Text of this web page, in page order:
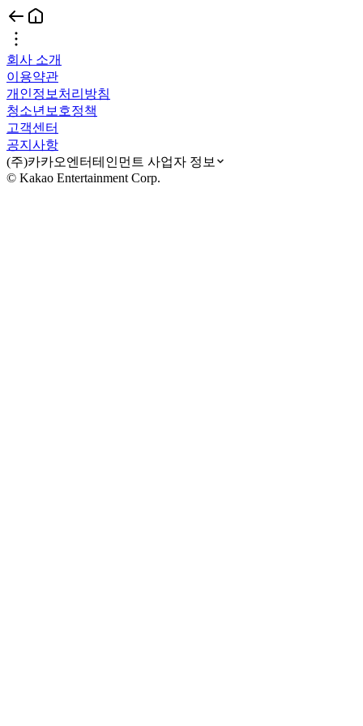
회사 소개
이용약관
개인정보처리방침
청소년보호정책
고객센터
공지사항
(주)카카오엔터테인먼트 사업자 정보
© Kakao Entertainment Corp.